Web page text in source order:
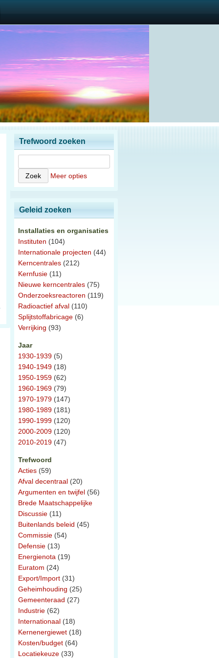
Trefwoord zoeken
Meer opties
Geleid zoeken
Installaties en organisaties
Instituten (104)
Internationale projecten (44)
Kerncentrales (212)
Kernfusie (11)
Nieuwe kerncentrales (75)
Onderzoeksreactoren (119)
Radioactief afval (110)
Splijtstoffabricage (6)
Verrijking (93)
Jaar
1930-1939 (5)
1940-1949 (18)
1950-1959 (62)
1960-1969 (79)
1970-1979 (147)
1980-1989 (181)
1990-1999 (120)
2000-2009 (120)
2010-2019 (47)
Trefwoord
Acties (59)
Afval decentraal (20)
Argumenten en twijfel (56)
Brede Maatschappelijke
Discussie (11)
Buitenlands beleid (45)
Commissie (54)
Defensie (13)
Energienota (19)
Euratom (24)
Export/Import (31)
Geheimhouding (25)
Gemeenteraad (27)
Industrie (62)
Internationaal (18)
Kernenergiewet (18)
Kosten/budget (64)
Locatiekeuze (33)